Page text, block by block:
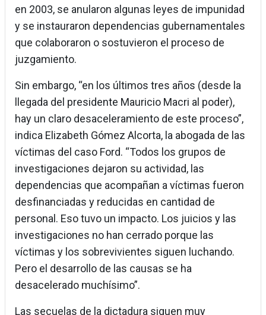
en 2003, se anularon algunas leyes de impunidad
y se instauraron dependencias gubernamentales
que colaboraron o sostuvieron el proceso de
juzgamiento.
Sin embargo, “en los últimos tres años (desde la
llegada del presidente Mauricio Macri al poder),
hay un claro desaceleramiento de este proceso”,
indica Elizabeth Gómez Alcorta, la abogada de las
víctimas del caso Ford. “Todos los grupos de
investigaciones dejaron su actividad, las
dependencias que acompañan a víctimas fueron
desfinanciadas y reducidas en cantidad de
personal. Eso tuvo un impacto. Los juicios y las
investigaciones no han cerrado porque las
víctimas y los sobrevivientes siguen luchando.
Pero el desarrollo de las causas se ha
desacelerado muchísimo”.
Las secuelas de la dictadura siguen muy